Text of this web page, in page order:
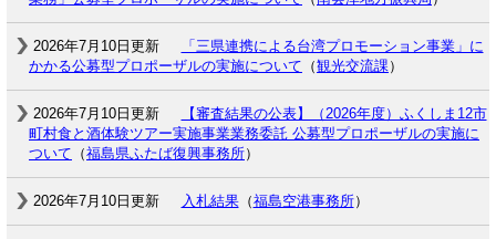
2026年7月10日更新
「三県連携による台湾プロモーション事業」に
かかる公募型プロポーザルの実施について （観光交流課）
2026年7月10日更新
【審査結果の公表】（2026年度）ふくしま12市
町村食と酒体験ツアー実施事業業務委託 公募型プロポーザルの実施に
ついて （福島県ふたば復興事務所）
2026年7月10日更新 入札結果（福島空港事務所）